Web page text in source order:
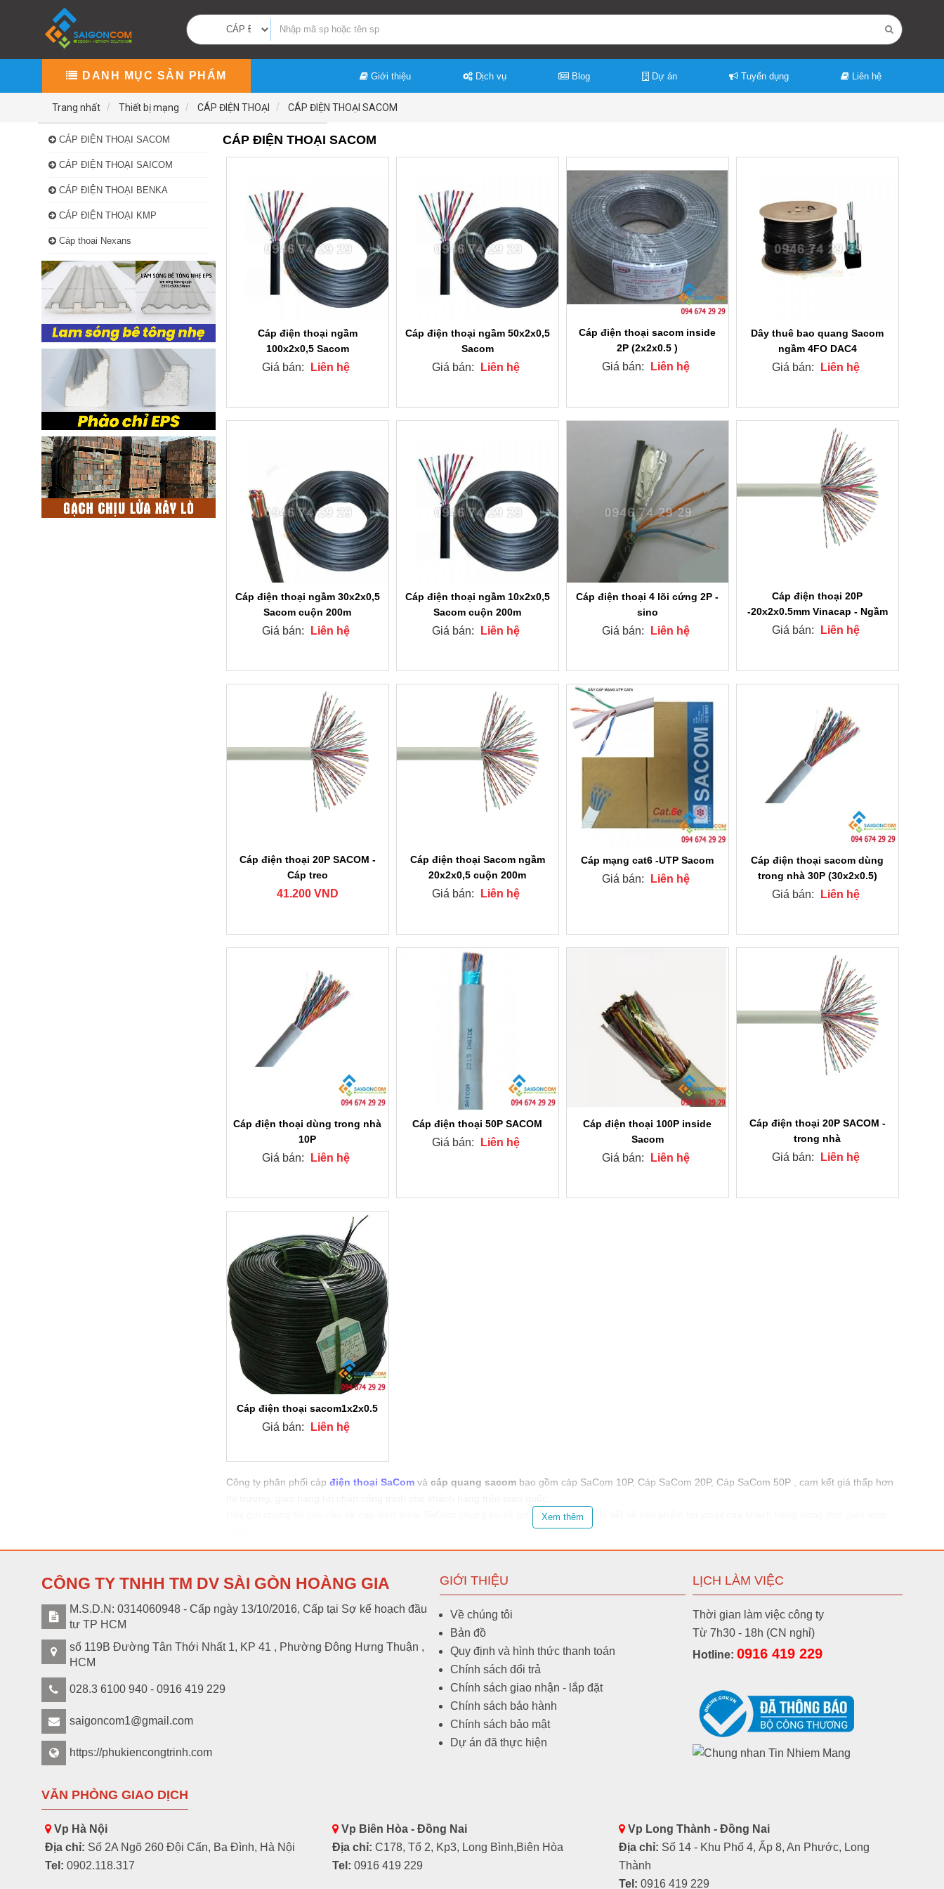
DANH MỤC SẢN PHẨM Giới thiệu Dịch vụ Blog Dự án Tuyển dụng Liên hệ
Trang nhất Thiết bị mạng CÁP ĐIỆN THOẠI CÁP ĐIỆN THOẠI SACOM
CÁP ĐIỆN THOẠI SACOM
Cáp điện thoại ngầm
100x2x0,5 Sacom
Giá bán: Liên hệ
Cáp điện thoại ngầm 50x2x0,5
Sacom
Giá bán: Liên hệ
Cáp điện thoại sacom inside
2P (2x2x0.5 )
Giá bán: Liên hệ
Dây thuê bao quang Sacom
ngầm 4FO DAC4
Giá bán: Liên hệ
Cáp điện thoại ngầm 30x2x0,5
Sacom cuộn 200m
Giá bán: Liên hệ
Cáp điện thoại ngầm 10x2x0,5
Sacom cuộn 200m
Giá bán: Liên hệ
Cáp điện thoại 4 lõi cứng 2P -
sino
Giá bán: Liên hệ
Cáp điện thoại 20P
-20x2x0.5mm Vinacap - Ngầm
Giá bán: Liên hệ
Cáp điện thoại 20P SACOM -
Cáp treo
41.200 VND
Cáp điện thoại Sacom ngầm
20x2x0,5 cuộn 200m
Giá bán: Liên hệ
Cáp mạng cat6 -UTP Sacom
Giá bán: Liên hệ
Cáp điện thoại sacom dùng
trong nhà 30P (30x2x0.5)
Giá bán: Liên hệ
Cáp điện thoại dùng trong nhà
10P
Giá bán: Liên hệ
Cáp điện thoại 50P SACOM
Giá bán: Liên hệ
Cáp điện thoại 100P inside
Sacom
Giá bán: Liên hệ
Cáp điện thoại 20P SACOM -
trong nhà
Giá bán: Liên hệ
Cáp điện thoại sacom1x2x0.5
Giá bán: Liên hệ
Công ty phân phối cáp điện thoại SaComvà cáp quang sacombao gồm cáp SaCom 10P, Cáp SaCom 20P, Cáp SaCom 50P , cam kết giá thấp hơn
Hãy gửi chúng tôi yêu cầu về cáp điện thoại SaCom chúng tôi sẽ gửi bảng báo giá chi tiết về sản phẩm tới ymail của khách hàng trong thời gian sớm
Xem thêm
CÁP ĐIỆN THOẠI SACOM
CÁP ĐIỆN THOẠI SAICOM
CÁP ĐIỆN THOẠI BENKA
CÁP ĐIỆN THOẠI KMP
Cáp thoại Nexans
CÔNG TY TNHH TM DV SÀI GÒN HOÀNG GIA
M.S.D.N: 0314060948 - Cấp ngày 13/10/2016, Cấp tại Sợ kế hoạch đầu
tư TP HCM
số 119B Đường Tân Thới Nhất 1, KP 41 , Phường Đông Hưng Thuận ,
HCM
028.3 6100 940 - 0916 419 229
saigoncom1@gmail.com
https://phukiencongtrinh.com
GIỚI THIỆU
Về chúng tôi
Bản đồ
Quy định và hình thức thanh toán
Chính sách đổi trả
Chính sách giao nhận - lắp đặt
Chính sách bảo hành
Chính sách bảo mật
Dự án đã thực hiện
LỊCH LÀM VIỆC
Thời gian làm việc công ty
Từ 7h30 - 18h (CN nghỉ)
Hotline: 0916 419 229
VĂN PHÒNG GIAO DỊCH
Vp Hà Nội
Địa chỉ: Số 2A Ngõ 260 Đội Cấn, Ba Đình, Hà Nội
Tel: 0902.118.317
Vp Biên Hòa - Đồng Nai
Địa chỉ: C178, Tổ 2, Kp3, Long Bình,Biên Hòa
Tel: 0916 419 229
Vp Long Thành - Đồng Nai
Địa chỉ: Số 14 - Khu Phố 4, Ấp 8, An Phước, Long
Thành
Tel: 0916 419 229